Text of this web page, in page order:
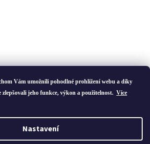
Vám umožnili pohodlné prohlížení webu a díky
zlepšovali jeho funkce, výkon a použitelnost. Více
Nastavení
Vytvořil Shoptet